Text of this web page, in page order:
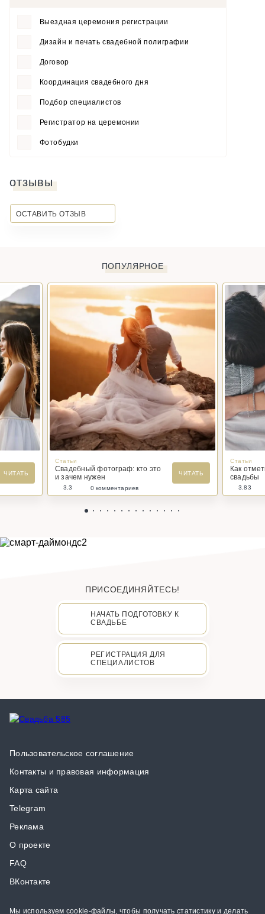
Выездная церемония регистрации
Дизайн и печать свадебной полиграфии
Договор
Координация свадебного дня
Подбор специалистов
Регистратор на церемонии
Фотобудки
отзывы
ОСТАВИТЬ ОТЗЫВ
ПОПУЛЯРНОЕ
ЧИТАТЬ
Статьи
Свадебный фотограф: кто это
и зачем нужен
ЧИТАТЬ
3.3 0 комментариев
Статьи
Как
свадьбы
3.83
ПРИСОЕДИНЯЙТЕСЬ!
НАЧАТЬ ПОДГОТОВКУ К
СВАДЬБЕ
РЕГИСТРАЦИЯ ДЛЯ
СПЕЦИАЛИСТОВ
Пользовательское соглашение
Контакты и правовая информация
Карта сайта
Telegram
Реклама
О проекте
FAQ
ВКонтакте
Мы используем cookie-файлы, чтобы получать статистику и делать